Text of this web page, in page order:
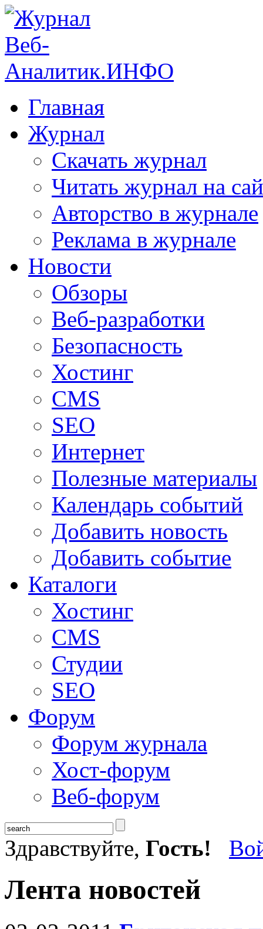
Главная
Журнал
Скачать журнал
Читать журнал на
Авторство в журнале
Реклама в журнале
Новости
Обзоры
Веб-разработки
Безопасность
Хостинг
CMS
SEO
Интернет
Полезные материалы
Календарь событий
Добавить новость
Добавить событие
Каталоги
Хостинг
CMS
Студии
SEO
Форум
Форум журнала
Хост-форум
Веб-форум
Здравствуйте, Гость!
Лента новостей